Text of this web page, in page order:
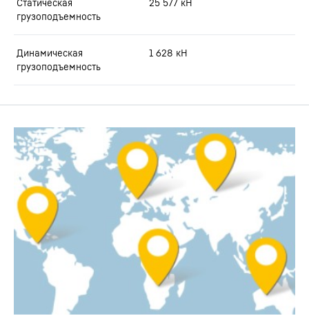
Статическая
грузоподъемность
25 577 кН
Динамическая
грузоподъемность
1 628 кН